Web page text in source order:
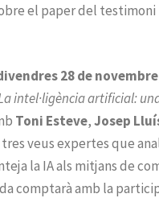
el paper del testimoni
28 de novembre
intel·ligència artificial:
Toni Esteve,Josep
tres veus expertes que
la IA als mitjans de
comptarà amb la